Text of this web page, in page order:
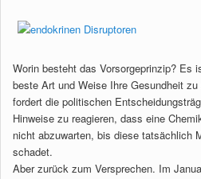
Worin besteht das Vorsorgeprinzip? Es
beste Art und Weise Ihre Gesundheit
fordert die politischen
Hinweise zu reagieren, dass eine
nicht abzuwarten, bis diese tatsächlich
schadet.
Aber zurück zum Versprechen. Im